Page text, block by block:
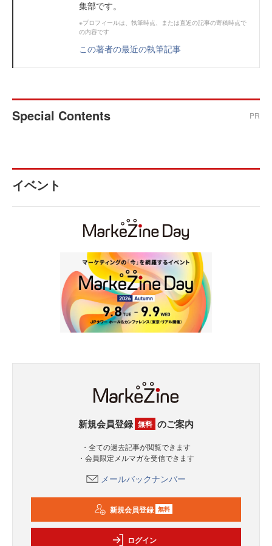
集部です。
※プロフィールは、執筆時点、または直近の記事の寄稿時点で
の内容です
この著者の最近の執筆記事
Special Contents PR
イベント
新規会員登録 無料 のご案内
・全ての過去記事が閲覧できます
・会員限定メルマガを受信できます
メールバックナンバー
新規会員登録 無料
ログイン